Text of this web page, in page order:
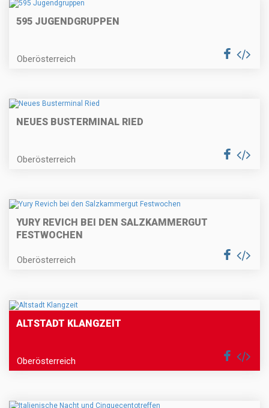
595 JUGENDGRUPPEN
Oberösterreich
NEUES BUSTERMINAL RIED
Oberösterreich
YURY REVICH BEI DEN SALZKAMMERGUT
FESTWOCHEN
Oberösterreich
ALTSTADT KLANGZEIT
Oberösterreich